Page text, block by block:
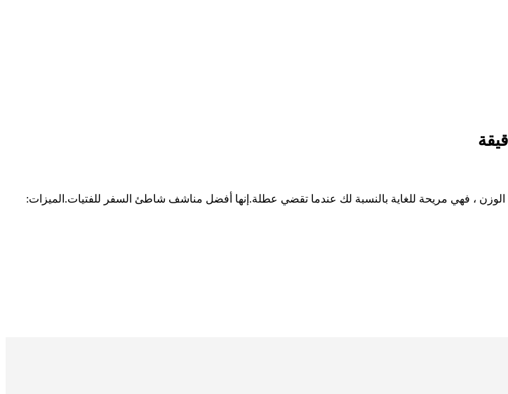
سم ، 280 جم.باعتبارها منشفة شاطئ خفيفة الوزن ، فهي مريحة للغاية بالنسبة لك عندما تقضي عطلة.إنها أفضل مناشف شاطئ السفر للفتيات.الميزات: